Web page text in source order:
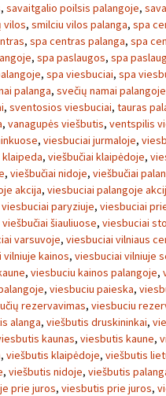
, savaitgalio poilsis palangoje,
vilos, smilciu vilos palanga, spa
, spa centras palanga, spa
, spa paslaugos, spa
, spa viesbuciai, spa
palanga, svečių namai palangoje
, sventosios viesbuciai, tauras
, vanagupės viešbutis, ventspilis
, viesbuciai jurmaloje,
, viešbučiai klaipėdoje,
, viešbučiai nidoje, viešbučiai
akcija, viesbuciai palangoje
viesbuciai paryziuje, viesbuciai
viešbučiai šiauliuose, viesbuciai
varsuvoje, viesbuciai vilniaus
kainos, viesbuciai vilniuje
, viesbuciu kainos palangoje,
, viesbuciu paieska,
rezervavimas, viesbuciu
alanga, viešbutis druskininkai,
kaunas, viesbutis kaune,
, viešbutis klaipėdoje, viešbutis
, viešbutis nidoje, viešbutis
prie juros, viesbutis prie juros,